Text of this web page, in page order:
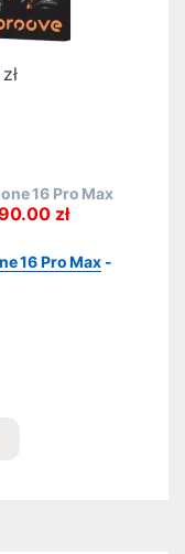
zł
16 Pro Max
zł
16 Pro Max-